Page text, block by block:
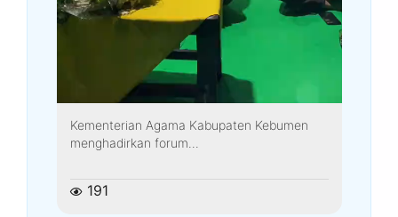
Kementerian Agama Kabupaten Kebumen
menghadirkan forum...
191